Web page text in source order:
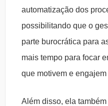
automatização dos
possibilitando que o
parte burocrática para
mais tempo para focar
que motivem e
Além disso, ela